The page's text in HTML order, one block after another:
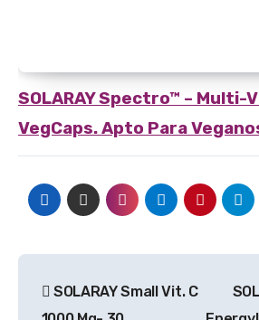
SOLARAYSpectro™ – Multi-
VegCaps. Apto Para
de
SOLARAY Small Vit. C